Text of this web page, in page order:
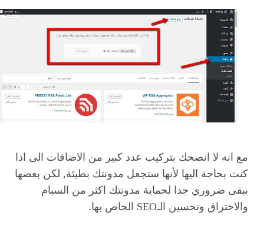
مع انه لا انصحك بتركيب عدد كبير من الاضافات الى اذا
كنت بحاجة اليها لأنها ستجعل مدونتك بطيئة, لكن بعضها
يبقى ضروري جدا لحماية مدونتك اكثر من السبام
والاختراق وتحسين الـSEO الخاص بها.